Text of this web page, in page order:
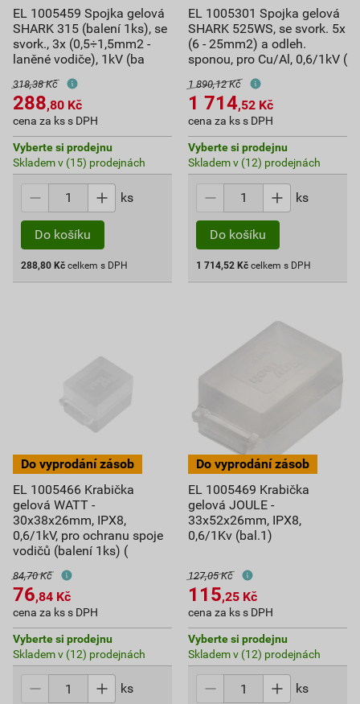
EL 1005459 Spojka gelová
SHARK 315 (balení 1ks), se
svork., 3x (0,5÷1,5mm2 -
laněné vodiče), 1kV (ba
318,38 Kč
288,80 Kč
cena za ks s DPH
Vyberte si prodejnu
Skladem v (15) prodejnách
ks
Do košíku
288,80 Kč celkem s DPH
EL 1005301 Spojka gelová
SHARK 525WS, se svork. 5x
(6 - 25mm2) a odleh.
sponou, pro Cu/Al, 0,6/1kV (
1 890,12 Kč
1 714,52 Kč
cena za ks s DPH
Vyberte si prodejnu
Skladem v (12) prodejnách
ks
Do košíku
1 714,52 Kč celkem s DPH
EL 1005466 Krabička
gelová WATT -
30x38x26mm, IPX8,
0,6/1kV, pro ochranu spoje
vodičů (balení 1ks) (
84,70 Kč
76,84 Kč
cena za ks s DPH
Vyberte si prodejnu
Skladem v (12) prodejnách
ks
EL 1005469 Krabička
gelová JOULE -
33x52x26mm, IPX8,
0,6/1Kv (bal.1)
127,05 Kč
115,25 Kč
cena za ks s DPH
Vyberte si prodejnu
Skladem v (12) prodejnách
ks